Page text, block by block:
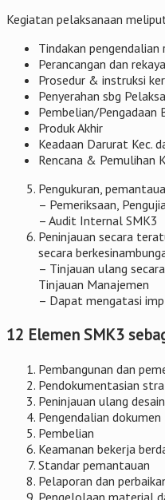
Kegiatan pelaksanaan
Tindakan pengendalian
Perancangan dan
Prosedur & instruksi
Penyerahan sbg
Pembelian/Pengadaan
Produk Akhir
Keadaan Darurat Kec.
Rencana & Pemulihan
Pengukuran,
– Pemeriksaan,
– Audit Internal SMK3
Peninjauan secara
secara
– Tinjauan ulang
Tinjauan Manajemen
– Dapat mengatasi
12 Elemen SMK3
Pembangunan dan
Pendokumentasian
Peninjauan ulang
Pengendalian dokumen
Pembelian
Keamanan bekerja
Standar pemantauan
Pelaporan dan